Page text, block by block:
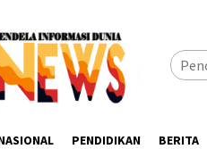
PENDIDIKAN BERITA